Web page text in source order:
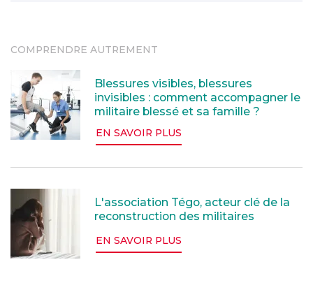
COMPRENDRE AUTREMENT
Blessures visibles, blessures invisibles : comment
Blessures visibles, blessures
invisibles : comment accompagner le
militaire blessé et sa famille ?
EN SAVOIR PLUS
L'association Tégo, acteur clé de la reconstruction
L'association Tégo, acteur clé de la
reconstruction des militaires
EN SAVOIR PLUS